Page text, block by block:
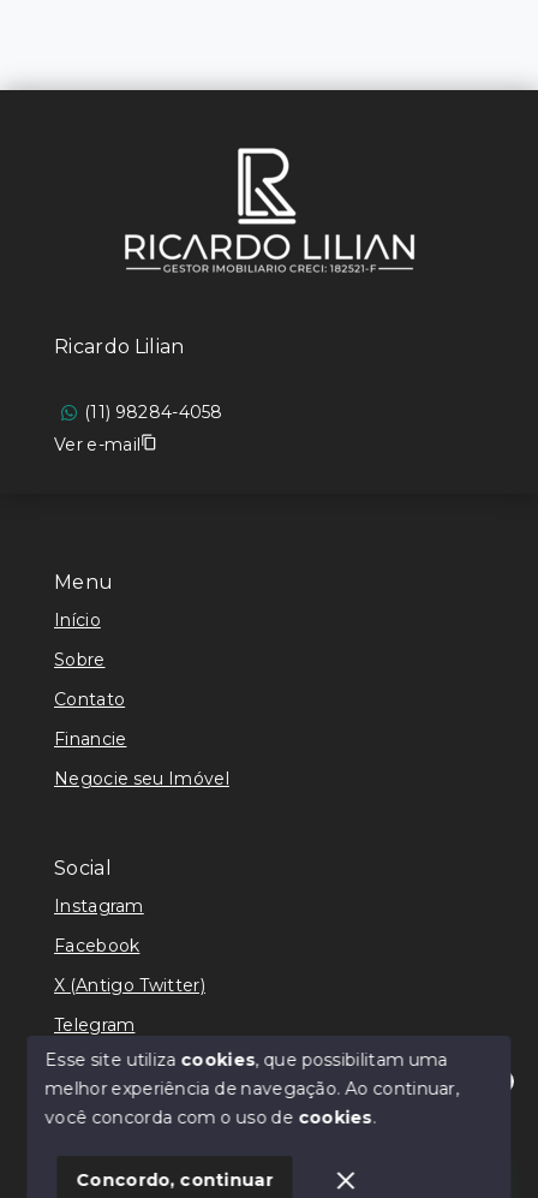
Olá! Estamos disponíveis para te ajudar.
Menu
Início
Sobre
Contato
Financie
Negocie seu Imóvel
Social
Instagram
Facebook
X (Antigo Twitter)
Telegram
© Copyright 2026 - Ricardo Lilian - Todos os direitos
SITE PARA IMOBILIARIA
Ricardo Lilian
(11) 98284-4058
Ver e-mail
Esse site utiliza cookies, que possibilitam uma
melhor experiência de navegação.Ao continuar,
você concorda com o uso de cookies.
Concordo, continuar